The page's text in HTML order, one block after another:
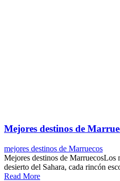
Mejores destinos de
mejores destinos de Marruecos
Mejores destinos de MarruecosLos
desierto del Sahara, cada rincón
Read More